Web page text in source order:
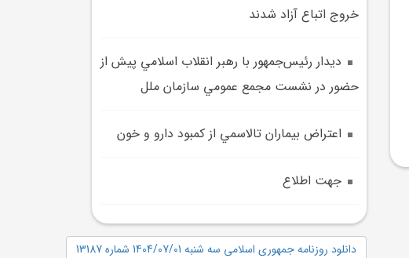
خروج اتباع آزاد شدند
ديدار رئيس‌جمهور با رهبر انقلاب اسلامي پيش از
حضور در نشست مجمع عمومي سازمان ملل
اعتراض بيماران تالاسمي از کمبود دارو و خون
جهت اطلاع
دانلود روزنامه جمهوری اسلامی سه شنبه 1404/07/01 شماره 13187